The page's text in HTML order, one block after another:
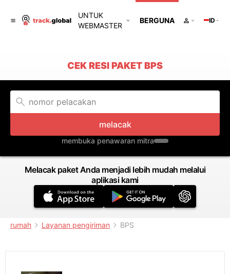
UNTUK
WEBMASTER
BERGUNA ID
CEK RESI PAKET BPS
melacak
membuka penawaran mitra
Melacak paket Anda menjadi lebih mudah melalui
aplikasi kami
rumah Layanan pengiriman BPS